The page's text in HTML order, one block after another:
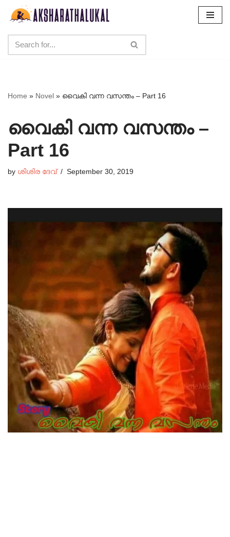
content
Home » Novel » വൈകി വന്ന വസന്തം – Part 16
വൈകി വന്ന വസന്തം –
Part 16
by ശിശിര ദേവ് September 30, 2019